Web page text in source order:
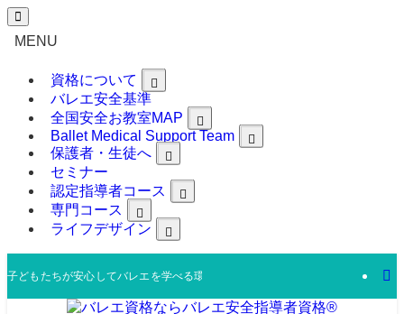
MENU
資格について
バレエ安全基準
全国安全お教室MAP
Ballet Medical Support Team
保護者・生徒へ
セミナー
認定指導者コース
専門コース
ライフデザイン
子どもたちが安心してバレエを学べる環境を、日本全国へ。